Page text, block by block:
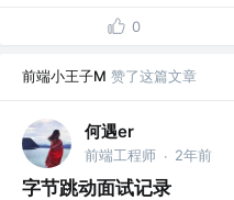
0
前端小王子M 赞了这篇文章
何遇er
前端工程师 · 2年前
字节跳动面试记录